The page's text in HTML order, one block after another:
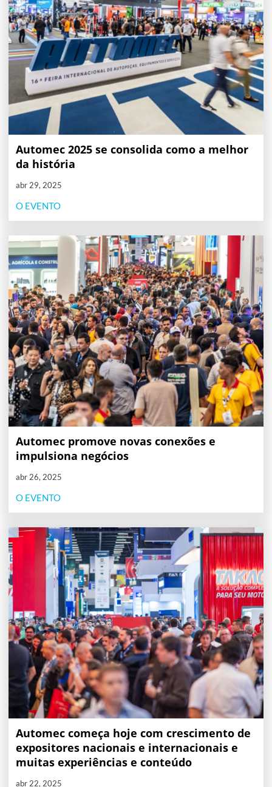
Automec 2025 se consolida como a melhor
da história
abr 29, 2025
O EVENTO
Automec promove novas conexões e
impulsiona negócios
abr 26, 2025
O EVENTO
Automec começa hoje com crescimento de
expositores nacionais e internacionais e
muitas experiências e conteúdo
abr 22, 2025